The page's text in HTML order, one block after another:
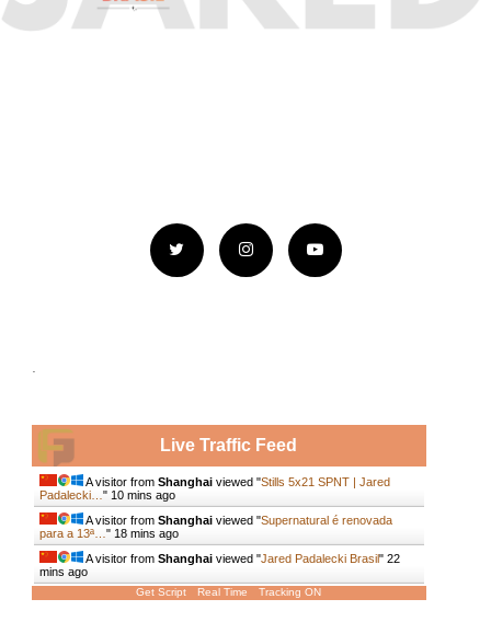
.
Live Traffic Feed
A visitor from Shanghaiviewed "Stills 5x21 SPNT | Jared
Padalecki… " 10 mins ago
A visitor from Shanghaiviewed "Supernatural é renovada
para a 13ª… " 18 mins ago
A visitor from Shanghaiviewed "Jared Padalecki Brasil" 22
mins ago
Get Script Real Time Tracking ON